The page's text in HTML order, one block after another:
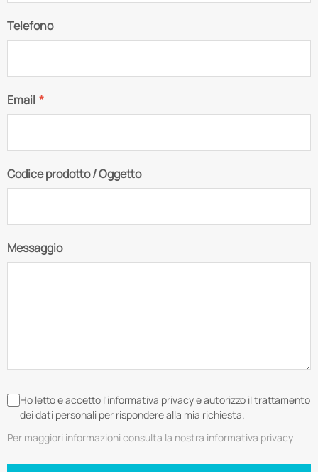
Telefono
Email *
Codice prodotto / Oggetto
Messaggio
Ho letto e accetto l'informativa privacy e autorizzo il trattamento
dei dati personali per rispondere alla mia richiesta.
Per maggiori informazioni consulta la nostra informativa privacy